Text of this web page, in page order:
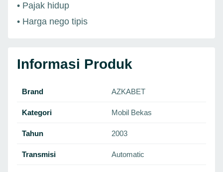
• Pajak hidup
• Harga nego tipis
Informasi Produk
Brand AZKABET
Kategori Mobil Bekas
Tahun 2003
Transmisi Automatic